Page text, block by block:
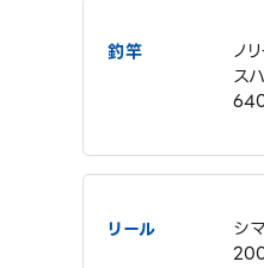
釣竿
ノ
ス
リール
シ